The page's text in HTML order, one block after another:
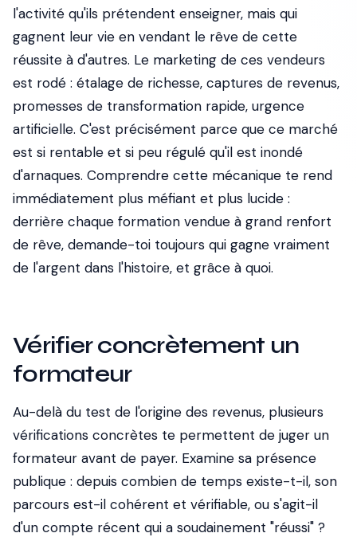
l'activité qu'ils prétendent enseigner, mais qui
gagnent leur vie en vendant le rêve de cette
réussite à d'autres. Le marketing de ces vendeurs
est rodé : étalage de richesse, captures de revenus,
promesses de transformation rapide, urgence
artificielle. C'est précisément parce que ce marché
est si rentable et si peu régulé qu'il est inondé
d'arnaques. Comprendre cette mécanique te rend
immédiatement plus méfiant et plus lucide :
derrière chaque formation vendue à grand renfort
de rêve, demande-toi toujours qui gagne vraiment
de l'argent dans l'histoire, et grâce à quoi.
Vérifier concrètement un
formateur
Au-delà du test de l'origine des revenus, plusieurs
vérifications concrètes te permettent de juger un
formateur avant de payer. Examine sa présence
publique : depuis combien de temps existe-t-il, son
parcours est-il cohérent et vérifiable, ou s'agit-il
d'un compte récent qui a soudainement "réussi" ?